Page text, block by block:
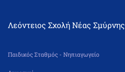
Λεόντειος Σχολή Νέας Σμύρνης
Παιδικός Σταθμός - Νηπιαγωγείο